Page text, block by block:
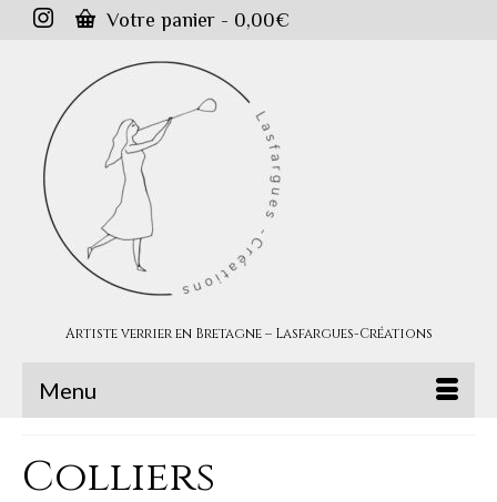
Votre panier - 0,00€
Artiste verrier en Bretagne – Lasfargues-Créations
Menu
Colliers